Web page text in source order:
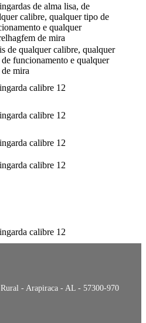
de alma lisa, de
calibre, qualquer tipo de
e qualquer
de mira
de qualquer calibre, qualquer
funcionamento e qualquer
mira
calibre 12
calibre 12
calibre 12
calibre 12
calibre 12
- Arapiraca - AL - 57300-970